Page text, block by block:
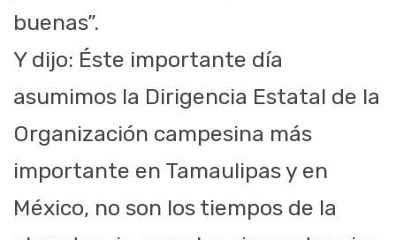
buenas”.
Y dijo: Éste importante día
asumimos la Dirigencia Estatal de la
Organización campesina más
importante en Tamaulipas y en
México, no son los tiempos de la